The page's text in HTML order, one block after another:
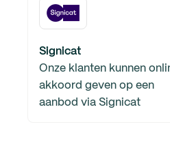
Signicat
Onze klanten kunnen
akkoord geven op een
aanbod via Signicat